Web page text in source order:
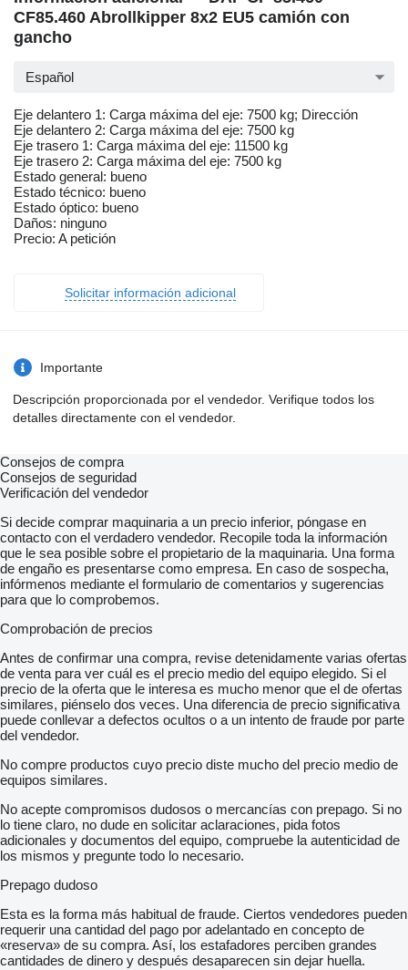
CF85.460 Abrollkipper 8x2 EU5 camión con
gancho
Español
Eje delantero 1: Carga máxima del eje: 7500 kg; Dirección
Eje delantero 2: Carga máxima del eje: 7500 kg
Eje trasero 1: Carga máxima del eje: 11500 kg
Eje trasero 2: Carga máxima del eje: 7500 kg
Estado general: bueno
Estado técnico: bueno
Estado óptico: bueno
Daños: ninguno
Precio: A petición
Solicitar información adicional
Importante
Descripción proporcionada por el vendedor. Verifique todos los
detalles directamente con el vendedor.
Consejos de compra
Consejos de seguridad
Verificación del vendedor
Si decide comprar maquinaria a un precio inferior, póngase en
contacto con el verdadero vendedor. Recopile toda la información
que le sea posible sobre el propietario de la maquinaria. Una forma
de engaño es presentarse como empresa. En caso de sospecha,
infórmenos mediante el formulario de comentarios y sugerencias
para que lo comprobemos.
Comprobación de precios
Antes de confirmar una compra, revise detenidamente varias ofertas
de venta para ver cuál es el precio medio del equipo elegido. Si el
precio de la oferta que le interesa es mucho menor que el de ofertas
similares, piénselo dos veces. Una diferencia de precio significativa
puede conllevar a defectos ocultos o a un intento de fraude por parte
del vendedor.
No compre productos cuyo precio diste mucho del precio medio de
equipos similares.
No acepte compromisos dudosos o mercancías con prepago. Si no
lo tiene claro, no dude en solicitar aclaraciones, pida fotos
adicionales y documentos del equipo, compruebe la autenticidad de
los mismos y pregunte todo lo necesario.
Prepago dudoso
Esta es la forma más habitual de fraude. Ciertos vendedores pueden
requerir una cantidad del pago por adelantado en concepto de
«reserva» de su compra. Así, los estafadores perciben grandes
cantidades de dinero y después desaparecen sin dejar huella.